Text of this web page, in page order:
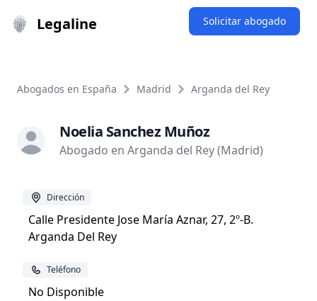
Legaline Solicitar abogado
Abogados en España Madrid Arganda del Rey
Noelia Sanchez Muñoz
Abogado en Arganda del Rey (Madrid)
Dirección
Calle Presidente Jose María Aznar, 27, 2º-B.
Arganda Del Rey
Teléfono
No Disponible